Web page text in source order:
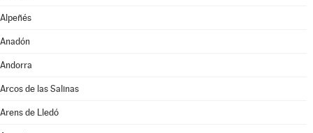
Alpeñés
Anadón
Andorra
Arcos de las Salinas
Arens de Lledó